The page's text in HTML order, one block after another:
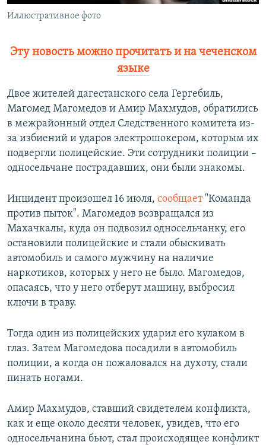
Все сайты РСЕ/РС
Иллюстративное фото
Эту новость можно прочитать и на чеченском
языке
Двое жителей дагестанского села Гергебиль,
Магомед Магомедов и Амир Махмудов, обратились
в межрайонный отдел Следственного комитета из-
за избиений и ударов электрошокером, которым их
подвергли полицейские. Эти сотрудники полиции –
односельчане пострадавших, они были знакомы.
Инцидент произошел 16 июля, сообщает"Команда
против пыток". Магомедов возвращался из
Махачкалы, куда он подвозил односельчанку, его
остановили полицейские и стали обыскивать
автомобиль и самого мужчину на наличие
наркотиков, которых у него не было. Магомедов,
опасаясь, что у него отберут машину, выбросил
ключи в траву.
Тогда один из полицейских ударил его кулаком в
глаз. Затем Магомедова посадили в автомобиль
полиции, а когда он пожаловался на духоту, стали
пинать ногами.
Амир Махмудов, ставший свидетелем конфликта,
как и еще около десяти человек, увидев, что его
односельчанина бьют, стал происходящее конфликт